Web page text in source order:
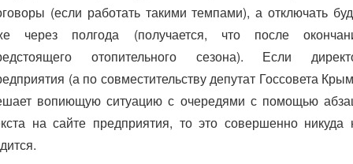
(если работать такими темпами), а отключать
через полгода (получается, что после
отопительного сезона). Если
(а по совместительству депутат Госсовета
вопиющую ситуацию с очередями с помощью
на сайте предприятия, то это совершенно никуда